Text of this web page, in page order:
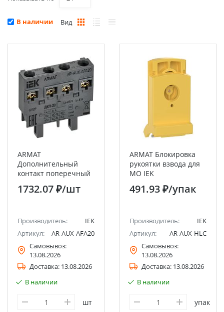
В наличии Вид
ARMAT
Дополнительный
контакт поперечный
ДКП-20 GV2P IEK
1732.07 ₽/шт
Производитель:
IEK
Артикул:
AR-AUX-AFA20
Самовывоз:
13.08.2026
Доставка: 13.08.2026
В наличии
шт
ARMAT Блокировка
рукоятки взвода для
МО IEK
491.93 ₽/упак
Производитель:
IEK
Артикул:
AR-AUX-HLC
Самовывоз:
13.08.2026
Доставка: 13.08.2026
В наличии
упак